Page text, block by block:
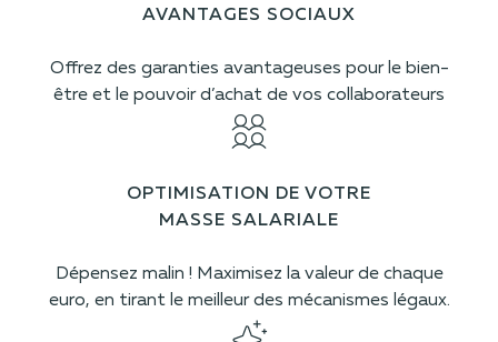
AVANTAGES SOCIAUX
Offrez des garanties avantageuses pour le bien-
être et le pouvoir d’achat de vos collaborateurs
OPTIMISATION DE VOTRE
MASSE SALARIALE
Dépensez malin ! Maximisez la valeur de chaque
euro, en tirant le meilleur des mécanismes légaux.